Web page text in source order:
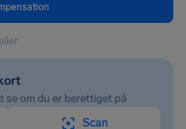
eller
se om du er berettiget på
Scan